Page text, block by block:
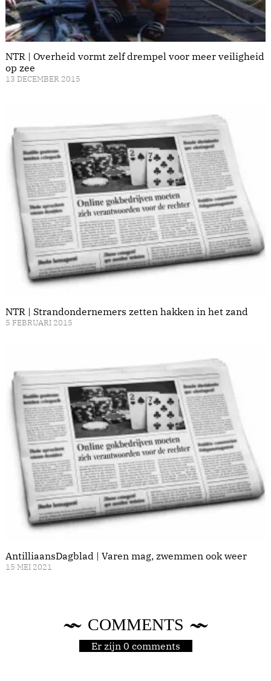
NTR | Overheid vormt zelf drempel voor meer veiligheid
op zee
13 DECEMBER 2015
NTR | Strandondernemers zetten hakken in het zand
5 FEBRUARI 2015
AntilliaansDagblad | Varen mag, zwemmen ook weer
15 MEI 2021
COMMENTS
Er zijn 0 comments